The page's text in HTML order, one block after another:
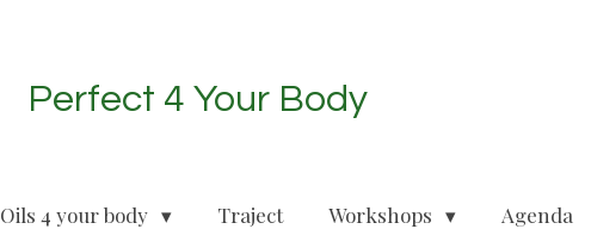
Perfect 4 Your Body
Oils 4 your body Traject Workshops Agenda